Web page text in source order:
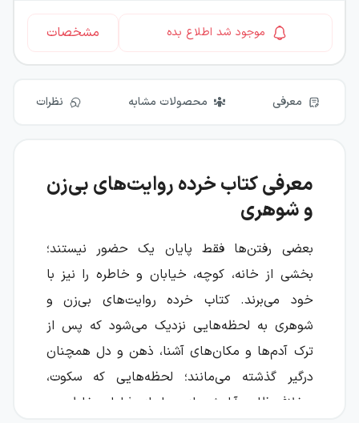
موجود شد اطلاع بده مشخصات
معرفی محصولات مشابه نظرات
معرفی کتاب خرده روایت‌های بی‌زن
و شوهری
بعضی رفتن‌ها فقط پایان یک حضور نیستند؛
بخشی از خانه، کوچه، خیابان و خاطره را نیز با
خود می‌برند. کتاب خرده روایت‌های بی‌زن و
شوهری به لحظه‌هایی نزدیک می‌شود که پس از
ترک آدم‌ها و مکان‌های آشنا، ذهن و دل همچنان
درگیر گذشته می‌مانند؛ لحظه‌هایی که سکوت،
برخلاف ظاهر آرامش، از صداهای فراوان خاطره پر